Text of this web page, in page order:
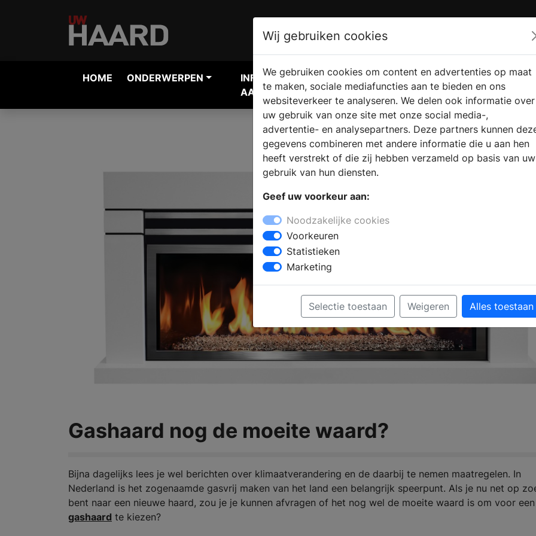
HOME ONDERWERPEN
INFORMATIE
AANVRAGEN
VERKOOPLOCATIE
VINDEN
Gashaard nog de moeite waard?
Bijna dagelijks lees je wel berichten over klimaatverandering en de daarbij te nemen maatregelen. In
Nederland is het zogenaamde gasvrij maken van het land een belangrijk speerpunt. Als je nu net op
bent naar een nieuwe haard, zou je je kunnen afvragen of het nog wel de moeite waard is om voor een
gashaard te kiezen?
Wij gebruiken cookies
We gebruiken cookies om content en advertenties op maat
te maken, sociale mediafuncties aan te bieden en ons
websiteverkeer te analyseren. We delen ook informatie over
uw gebruik van onze site met onze social media-,
advertentie- en analysepartners. Deze partners kunnen
gegevens combineren met andere informatie die u aan hen
heeft verstrekt of die zij hebben verzameld op basis van uw
gebruik van hun diensten.
Geef uw voorkeur aan:
Noodzakelijke cookies
Voorkeuren
Statistieken
Marketing
Selectie toestaan Weigeren Alles toestaan